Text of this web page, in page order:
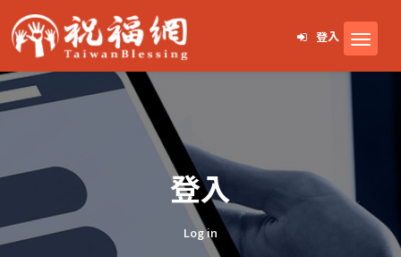
登入
登入
Log in